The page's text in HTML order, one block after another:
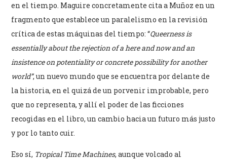
en el tiempo. Maguire concretamente cita a Muñoz en un
fragmento que establece un paralelismo en la revisión
crítica de estas máquinas del tiempo: “Queerness is
essentially about the rejection of a here and now and an
insistence on potentiality or concrete possibility for another
world”, un nuevo mundo que se encuentra por delante de
la historia, en el quizá de un porvenir improbable, pero
que no representa, y allí el poder de las ficciones
recogidas en el libro, un cambio hacia un futuro más justo
y por lo tanto cuir.
Eso sí, Tropical Time Machines, aunque volcado al